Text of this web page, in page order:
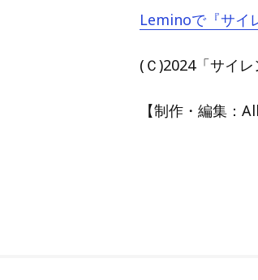
Leminoで『サイ
(Ｃ)2024「サイ
【制作・編集：